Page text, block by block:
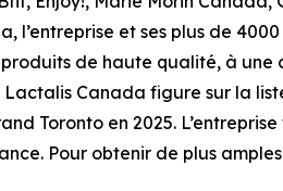
l’entreprise et ses plus de
de haute qualité, à
Canada figure sur la
Toronto en 2025.
Pour obtenir de plus